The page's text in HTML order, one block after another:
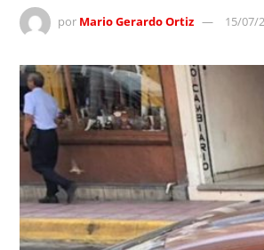
por Mario Gerardo Ortiz 15/07/